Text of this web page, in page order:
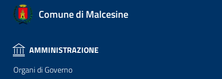
Comune di Malcesine
AMMINISTRAZIONE
Organi di Governo